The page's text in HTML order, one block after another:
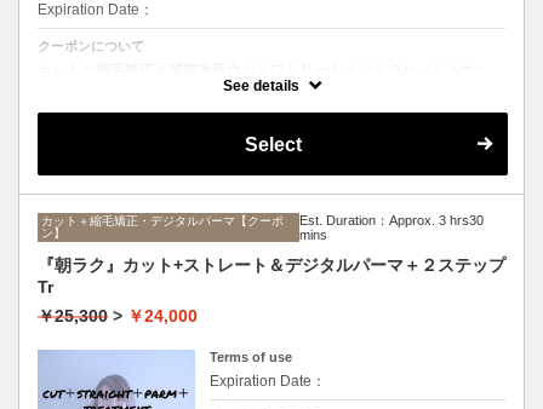
Expiration Date：
クーポンについて
カットと縮毛矯正と髪質改善ウルトワトリートメントのセットメニュ
ー。髪質や状態に合わせて薬剤選定致します。ロング料金なし
See details
Select
カット＋縮毛矯正・デジタルパーマ【クーポ
ン】
Est. Duration：Approx. 3 hrs30
mins
『朝ラク』カット+ストレート＆デジタルパーマ＋２ステップ
Tr
￥25,300 > ￥24,000
Terms of use
Expiration Date：